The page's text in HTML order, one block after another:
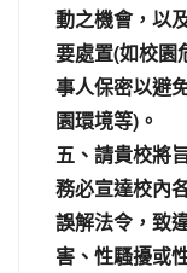
動之機會，以
要處置(如校園
事人保密以避
園環境等)。
五、請貴校將
務必宣達校內
誤解法令，致
害、性騷擾或